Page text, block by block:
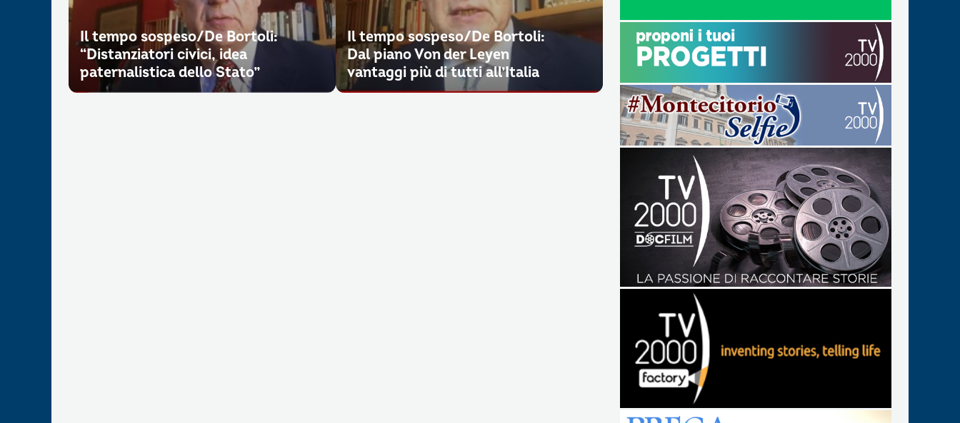
Il tempo sospeso/De Bortoli:
“Distanziatori civici, idea
paternalistica dello Stato”
Il tempo sospeso/De Bortoli:
Dal piano Von der Leyen
vantaggi più di tutti all’Italia